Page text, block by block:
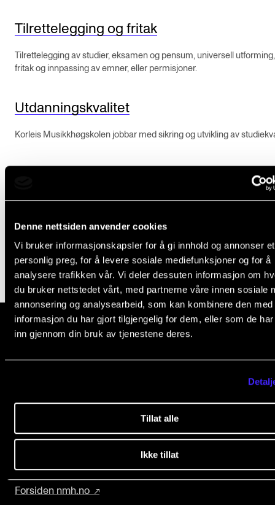
Denne nettsiden anvender cookies
Vi bruker informasjonskapsler for å gi innhold og annonser et
personlig preg, for å levere sosiale mediefunksjoner og for å
analysere trafikken vår. Vi deler dessuten informasjon om
du bruker nettstedet vårt, med partnerne våre innen sosiale
annonsering og analysearbeid, som kan kombinere den med
informasjon du har gjort tilgjengelig for dem, eller som de
inn gjennom din bruk av tjenestene deres.
Tillat alle
Ikke tillat
Læringsressurser
Si ifra!
Utveksling og reiser
Etter noter nyhetsbrev
KONTAKTER
Kontaktpunkt
Tilrettelegging og fritak
Tilrettelegging av studier, eksamen og pensum, universell
fritak og innpassing av emner, eller permisjoner.
Utdanningskvalitet
Korleis Musikkhøgskolen jobbar med sikring og utvikling av
Her finner du viktige lover, forskrifter og handlingsplaner som
+47 23 36 70 00
EKSTERNE NETTSIDER
Forsiden nmh.no